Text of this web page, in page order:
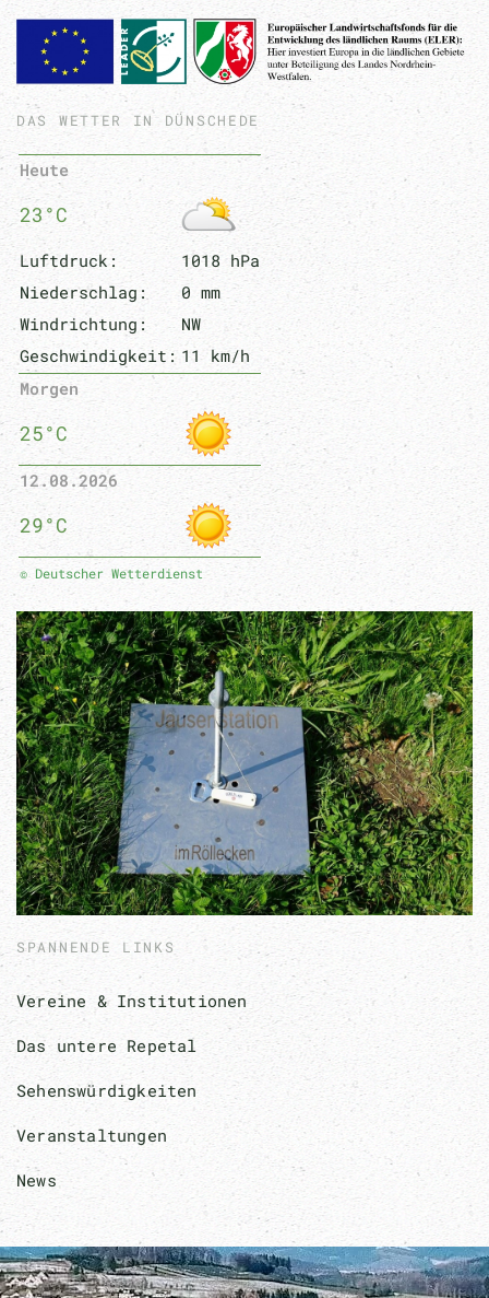
DAS WETTER IN DÜNSCHEDE
Heute
23°C
Luftdruck:
1018 hPa
Niederschlag:
0 mm
Windrichtung:
NW
Geschwindigkeit: 11 km/h
Morgen
25°C
12.08.2026
29°C
© Deutscher Wetterdienst
SPANNENDE LINKS
Vereine & Institutionen
Das untere Repetal
Sehenswürdigkeiten
Veranstaltungen
News